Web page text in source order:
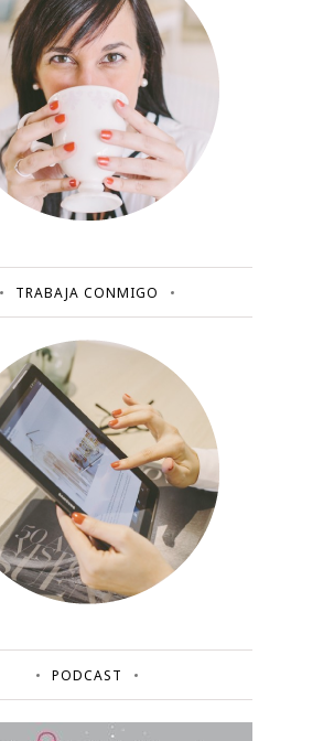
TRABAJA CONMIGO
PODCAST